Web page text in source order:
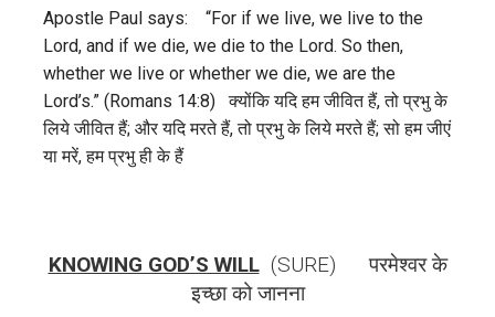
Apostle Paul says: “For if we live, we live to the
Lord, and if we die, we die to the Lord. So then,
whether we live or whether we die, we are the
Lord’s.” (Romans 14:8) क्योंकि यदि हम जीवित हैं, तो प्रभु के
लिये जीवित हैं; और यदि मरते हैं, तो प्रभु के लिये मरते हैं; सो हम जीएं
या मरें, हम प्रभु ही के हैं
KNOWING GOD’S WILL(SURE) परमेश्वर के
इच्छा को जानना